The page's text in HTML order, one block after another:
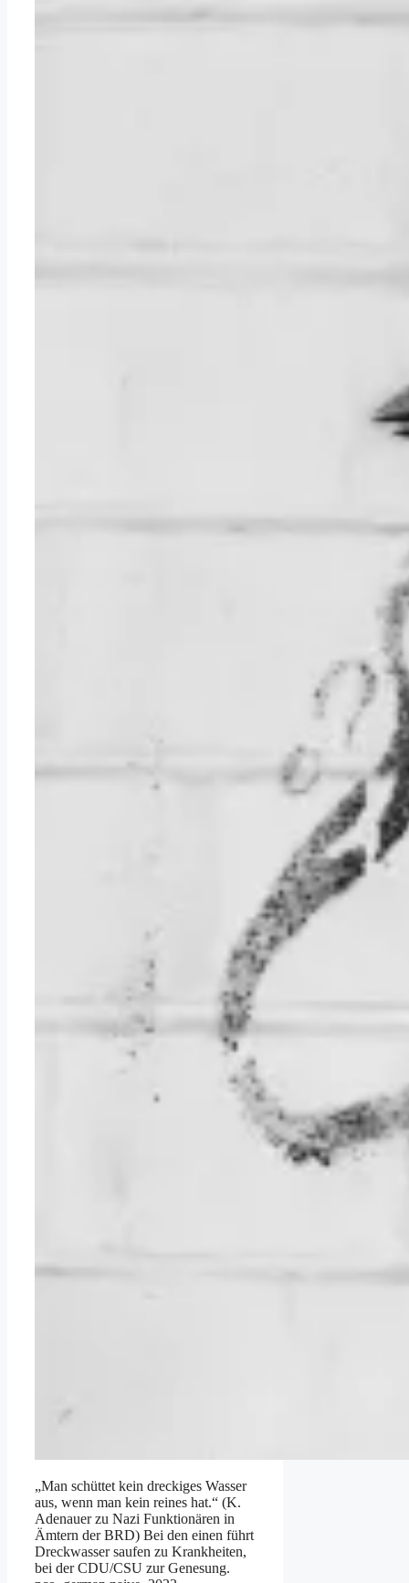
„Man schüttet kein dreckiges Wasser
aus, wenn man kein reines hat.“ (K.
Adenauer zu Nazi Funktionären in
Ämtern der BRD) Bei den einen führt
Dreckwasser saufen zu Krankheiten,
bei der CDU/CSU zur Genesung.